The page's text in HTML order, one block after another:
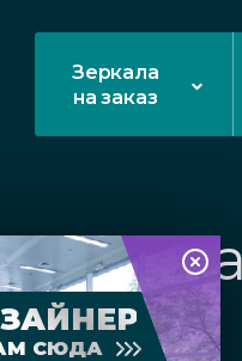
Зеркала
на заказ
СЮДА